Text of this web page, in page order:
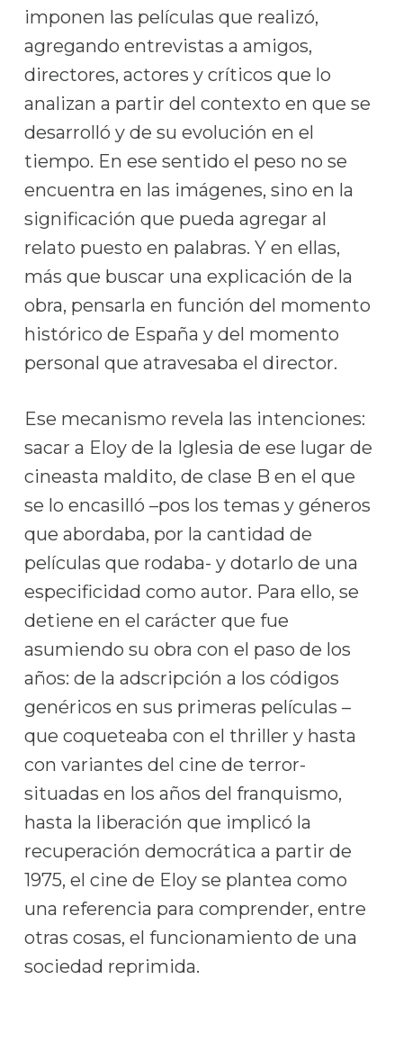
imponen las películas que realizó,
agregando entrevistas a amigos,
directores, actores y críticos que lo
analizan a partir del contexto en que se
desarrolló y de su evolución en el
tiempo. En ese sentido el peso no se
encuentra en las imágenes, sino en la
significación que pueda agregar al
relato puesto en palabras. Y en ellas,
más que buscar una explicación de la
obra, pensarla en función del momento
histórico de España y del momento
personal que atravesaba el director.
Ese mecanismo revela las intenciones:
sacar a Eloy de la Iglesia de ese lugar de
cineasta maldito, de clase B en el que
se lo encasilló –pos los temas y géneros
que abordaba, por la cantidad de
películas que rodaba- y dotarlo de una
especificidad como autor. Para ello, se
detiene en el carácter que fue
asumiendo su obra con el paso de los
años: de la adscripción a los códigos
genéricos en sus primeras películas –
que coqueteaba con el thriller y hasta
con variantes del cine de terror-
situadas en los años del franquismo,
hasta la liberación que implicó la
recuperación democrática a partir de
1975, el cine de Eloy se plantea como
una referencia para comprender, entre
otras cosas, el funcionamiento de una
sociedad reprimida.